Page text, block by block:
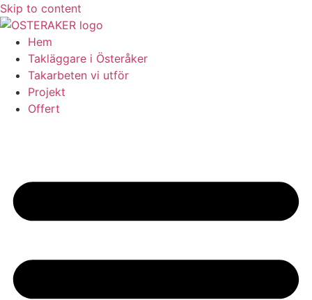
Skip to content
Hem
Takläggare i Österåker
Takarbeten vi utför
Projekt
Offert